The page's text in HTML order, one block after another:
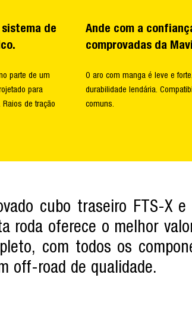
sistema de
parte de um
para
de tração
Ande com a
comprovadas da
O aro com manga é leve e
durabilidade lendária.
comuns.
cubo traseiro FTS-X
roda oferece o melhor
com todos os
off-road de qualidade.